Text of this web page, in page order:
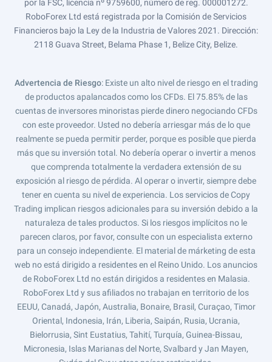
por la FSC, licencia nº 9759600, número de reg. 000001272.
RoboForex Ltd está registrada por la Comisión de Servicios
Financieros bajo la Ley de la Industria de Valores 2021. Dirección:
2118 Guava Street, Belama Phase 1, Belize City, Belize.
Advertencia de Riesgo: Existe un alto nivel de riesgo en el trading
de productos apalancados como los CFDs. El 75.85% de las
cuentas de inversores minoristas pierde dinero negociando CFDs
con este proveedor. Usted no debería arriesgar más de lo que
realmente se pueda permitir perder, porque es posible que pierda
más que su inversión total. No debería operar o invertir a menos
que comprenda totalmente la verdadera extensión de su
exposición al riesgo de pérdida. Al operar o invertir, siempre debe
tener en cuenta su nivel de experiencia. Los servicios de Copy
Trading implican riesgos adicionales para su inversión debido a la
naturaleza de tales productos. Si los riesgos implícitos no le
parecen claros, por favor, consulte con un especialista externo
para un consejo independiente. El material de márketing de esta
web no está dirigido a residentes en el Reino Unido. Los anuncios
de RoboForex Ltd no están dirigidos a residentes en Malasia.
RoboForex Ltd y sus afiliados no trabajan en territorio de los
EEUU, Canadá, Japón, Australia, Bonaire, Brasil, Curaçao, Timor
Oriental, Indonesia, Irán, Liberia, Saipán, Rusia, Ucrania,
Bielorrusia, Sint Eustatius, Tahití, Turquía, Guinea-Bissau,
Micronesia, Islas Marianas del Norte, Svalbard y Jan Mayen,